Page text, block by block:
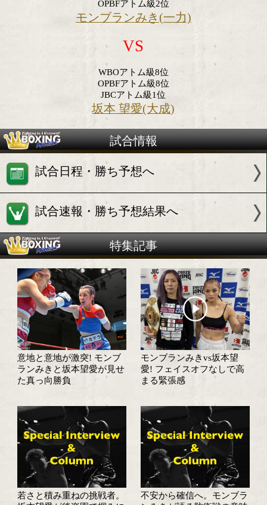
JBCアトム級王者
OPBFアトム級2位
モンブランみき(一力)
VS
WBOアトム級8位
坂本 望愛(大成)
試合情報
試合日程・勝ち予想へ
試合速報・勝ち予想結果へ
特集記事